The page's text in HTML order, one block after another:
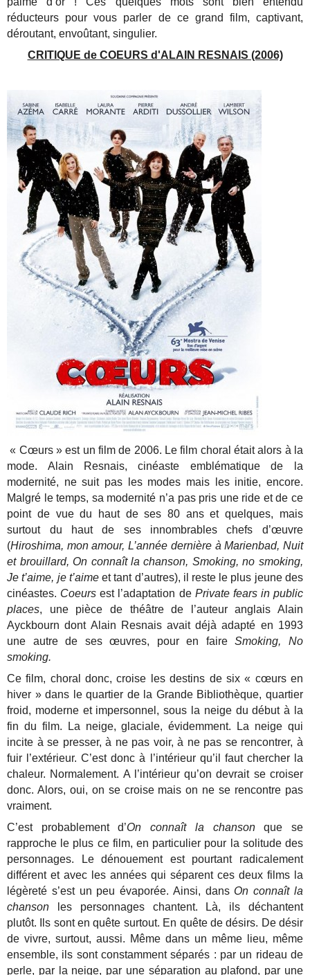
réducteurs pour vous parler de ce grand film, captivant,
déroutant, envoûtant, singulier.
CRITIQUE de COEURS d'ALAIN RESNAIS (2006)
« Cœurs » est un film de 2006. Le film choral était alors à la
mode. Alain Resnais, cinéaste emblématique de la
modernité, ne suit pas les modes mais les initie, encore.
Malgré le temps, sa modernité n’a pas pris une ride et de ce
point de vue du haut de ses 80 ans et quelques, mais
surtout du haut de ses innombrables chefs d’œuvre
(Hiroshima, mon amour, L’année dernière à Marienbad, Nuit
et brouillard, On connaît la chanson, Smoking, no smoking,
Je t’aime, je t’aimeet tant d’autres), il reste le plus jeune des
cinéastes. Coeursest l’adaptation de Private fears in public
places, une pièce de théâtre de l’auteur anglais Alain
Ayckbourn dont Alain Resnais avait déjà adapté en 1993
une autre de ses œuvres, pour en faireSmoking, No
smoking.
Ce film, choral donc, croise les destins de six « cœurs en
hiver » dans le quartier de la Grande Bibliothèque, quartier
froid, moderne et impersonnel, sous la neige du début à la
fin du film. La neige, glaciale, évidemment. La neige qui
incite à se presser, à ne pas voir, à ne pas se rencontrer, à
fuir l’extérieur. C’est donc à l’intérieur qu’il faut chercher la
chaleur. Normalement. A l’intérieur qu’on devrait se croiser
donc. Alors, oui, on se croise mais on ne se rencontre pas
vraiment.
C’est probablement d’On connaît la chansonque se
rapproche le plus ce film, en particulier pour la solitude des
personnages. Le dénouement est pourtant radicalement
différent et avec les années qui séparent ces deux films la
légèreté s’est un peu évaporée. Ainsi, dans On connaît la
chanson les personnages chantent. Là, ils déchantent
plutôt. Ils sont en quête surtout. En quête de désirs. De désir
de vivre, surtout, aussi. Même dans un même lieu, même
ensemble, ils sont constamment séparés : par un rideau de
perle, par la neige, par une séparation au plafond, par une